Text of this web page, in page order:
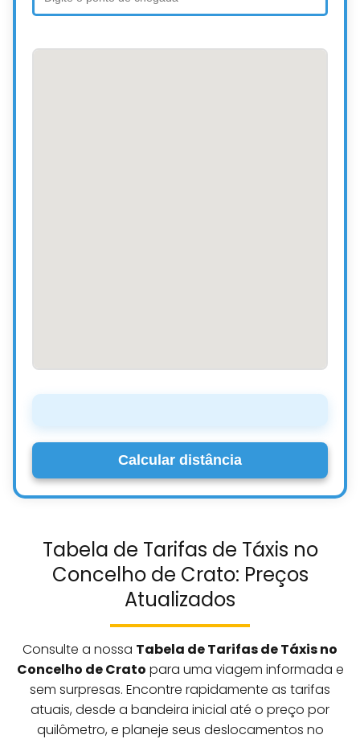
Calcular distância
Tabela de Tarifas de Táxis no
Concelho de Crato: Preços
Atualizados
Consulte a nossa Tabela de Tarifas de Táxis no
Concelho de Crato para uma viagem informada e
sem surpresas. Encontre rapidamente as tarifas
atuais, desde a bandeira inicial até o preço por
quilômetro, e planeje seus deslocamentos no